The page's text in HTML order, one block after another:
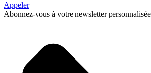
Appeler
Abonnez-vous à votre newsletter personnalisée